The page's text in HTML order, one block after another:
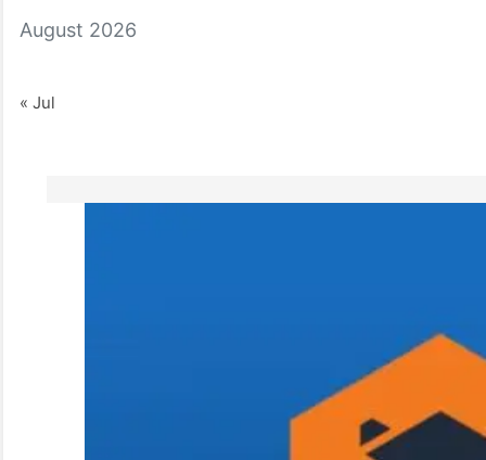
August 2026
« Jul